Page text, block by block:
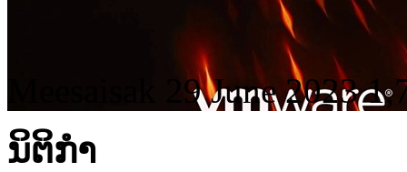
29 June 2023
ນິ​ຕິ​ກໍາ